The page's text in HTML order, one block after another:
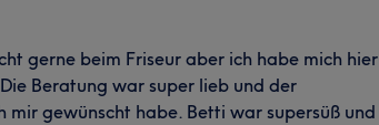
gerne beim Friseur aber ich habe mich hier
Beratung war super lieb und der
mir gewünscht habe. Betti war supersüß und